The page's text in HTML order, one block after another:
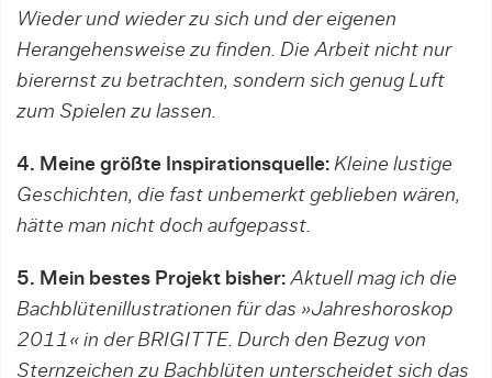
Wieder und wieder zu sich und der eigenen
Herangehensweise zu finden. Die Arbeit nicht nur
bierernst zu betrachten, sondern sich genug Luft
zum Spielen zu lassen.
4. Meine größte Inspirationsquelle: Kleine lustige
Geschichten, die fast unbemerkt geblieben wären,
hätte man nicht doch aufgepasst.
5. Mein bestes Projekt bisher: Aktuell mag ich die
Bachblütenillustrationen für das »Jahreshoroskop
2011« in der BRIGITTE. Durch den Bezug von
Sternzeichen zu Bachblüten unterscheidet sich das